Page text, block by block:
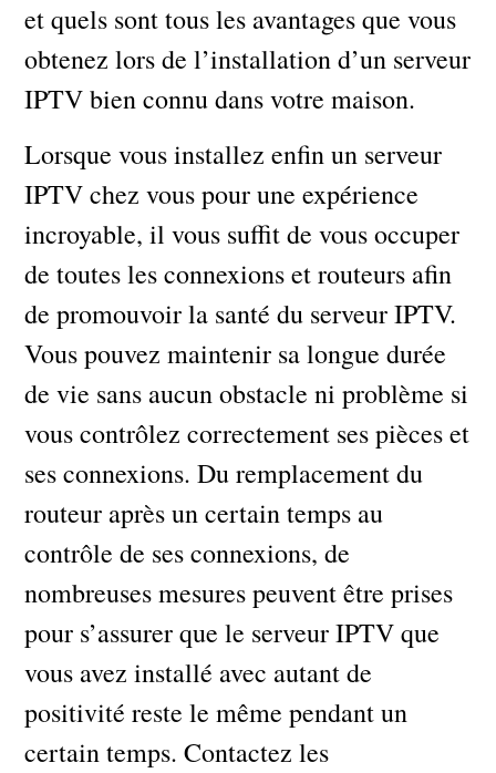
et quels sont tous les avantages que vous
obtenez lors de l’installation d’un serveur
IPTV bien connu dans votre maison.
Lorsque vous installez enfin un serveur
IPTV chez vous pour une expérience
incroyable, il vous suffit de vous occuper
de toutes les connexions et routeurs afin
de promouvoir la santé du serveur IPTV.
Vous pouvez maintenir sa longue durée
de vie sans aucun obstacle ni problème si
vous contrôlez correctement ses pièces et
ses connexions. Du remplacement du
routeur après un certain temps au
contrôle de ses connexions, de
nombreuses mesures peuvent être prises
pour s’assurer que le serveur IPTV que
vous avez installé avec autant de
positivité reste le même pendant un
certain temps. Contactez les